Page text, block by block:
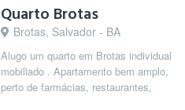
Quarto Brotas
Brotas, Salvador - BA
Alugo um quarto em Brotas individual
mobiliado . Apartamento bem amplo,
perto de farmácias, restaurantes,